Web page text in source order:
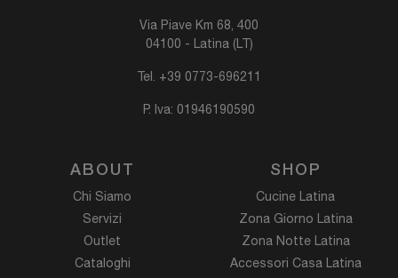
Via Piave Km 68, 400
04100 - Latina (LT)
Tel. +39 0773-696211
P. Iva: 01946190590
ABOUT
Chi Siamo
Servizi
Outlet
Cataloghi
SHOP
Cucine Latina
Zona Giorno Latina
Zona Notte Latina
Accessori Casa Latina